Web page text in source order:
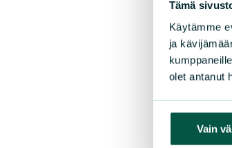
Tämä
Käytämme
ja
olet antanut
Vain